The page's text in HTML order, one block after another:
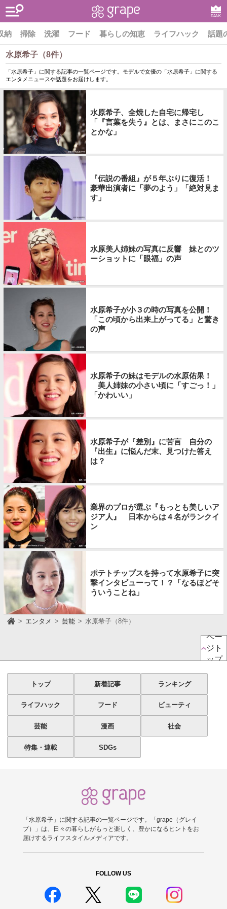
RANK
納 掃除 洗濯 フード 暮らしの知恵 ライフハック 話題
水原希子（8件）
「水原希子」に関する記事の一覧ページです。モデルで女優の「水原希子」に関する
エンタメニュースや話題をお届けします。
水原希子、全焼した自宅に帰宅し
「『言葉を失う』とは、まさにこのこ
とかな」
『伝説の番組』が５年ぶりに復活！
豪華出演者に「夢のよう」「絶対見ま
す」
水原美人姉妹の写真に反響 妹とのツ
ーショットに「眼福」の声
水原希子が小３の時の写真を公開！
「この頃から出来上がってる」と驚き
の声
水原希子の妹はモデルの水原佑果！
美人姉妹の小さい頃に「すごっ！」
「かわいい」
水原希子が『差別』に苦言 自分の
『出生』に悩んだ末、見つけた答え
は？
業界のプロが選ぶ『もっとも美しいア
ジア人』 日本からは４名がランクイ
ン
ポテトチップスを持って水原希子に突
撃インタビューって！？「なるほどそ
ういうことね」
エンタメ 芸能 水原希子（8件）
ペー
ジト
ップ
トップ 新着記事 ランキング
ライフハック フード ビューティ
芸能 漫画 社会
特集・連載 SDGs
「水原希子」に関する記事の一覧ページです。「grape（グレイ
プ）」は、日々の暮らしがもっと楽しく、豊かになるヒントをお
届けするライフスタイルメディアです。
FOLLOW US